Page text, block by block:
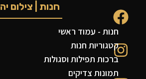
חנות | צילום
חנות - עמוד ראשי
קטגוריות חנות
ברכות תפילות וסגולות
תמונות צדיקים